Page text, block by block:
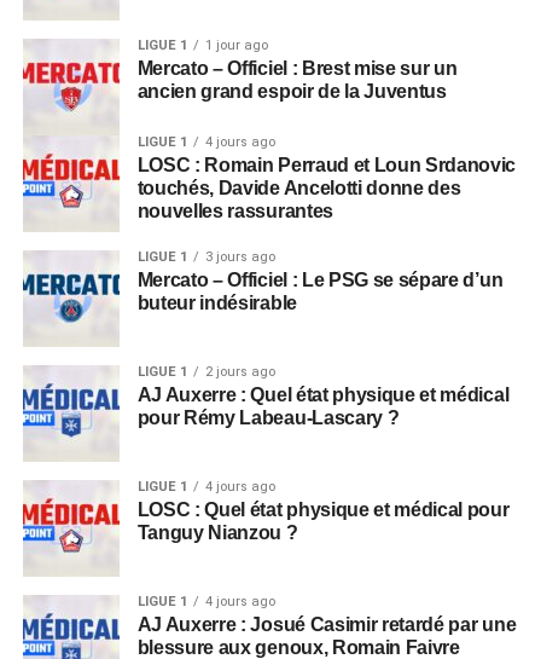
LIGUE 1 1 jour ago
Mercato – Officiel : Brest mise sur un
ancien grand espoir de la Juventus
LIGUE 1 4 jours ago
LOSC : Romain Perraud et Loun Srdanovic
touchés, Davide Ancelotti donne des
nouvelles rassurantes
LIGUE 1 3 jours ago
Mercato – Officiel : Le PSG se sépare d’un
buteur indésirable
LIGUE 1 2 jours ago
AJ Auxerre : Quel état physique et médical
pour Rémy Labeau-Lascary ?
LIGUE 1 4 jours ago
LOSC : Quel état physique et médical pour
Tanguy Nianzou ?
LIGUE 1 4 jours ago
AJ Auxerre : Josué Casimir retardé par une
blessure aux genoux, Romain Faivre